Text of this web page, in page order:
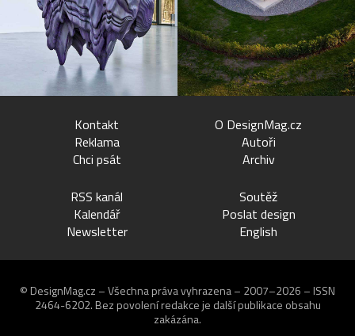
Kontakt
Reklama
Chci psát
O DesignMag.cz
Autoři
Archiv
RSS kanál
Kalendář
Newsletter
Soutěž
Poslat design
English
© DesignMag.cz – Všechna práva vyhrazena – 2007–2026 – ISSN
2464-6202. Bez povolení redakce je další publikace obsahu
zakázána.